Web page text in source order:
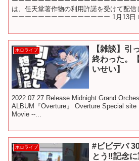
は、任天堂著作物の利用許諾を受けて配
ーーーーーーーーーーーーーーー 1月13日
ホロライブ
【雑談】引
終わった。
いせい】
2022.07.27 Release Midnight Grand
ALBUM『Overture』 Overture Special
Movie --...
ホロライブ
#ビビデバ
とう‼️記念